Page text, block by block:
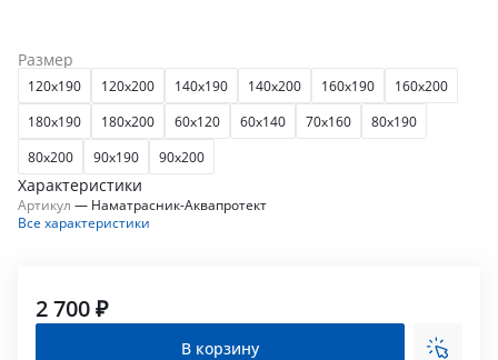
Размер
120x190 120x200 140x190 140x200 160x190
160x200
180x190
180x200 60x120 60x140 70x160
80x190
80x200
90x190 90x200
Характеристики
Артикул — Наматрасник-Аквапротект
Все характеристики
2 700 ₽
В корзину